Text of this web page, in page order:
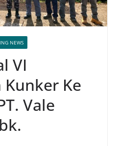
NEWS
VI
Kunker Ke
Vale